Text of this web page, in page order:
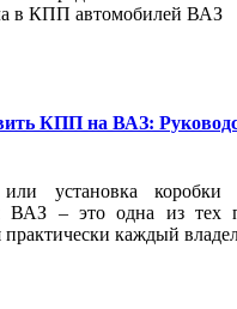
в КПП автомобилей ВАЗ
КПП на ВАЗ:
или установка
ВАЗ – это одна из тех
практически каждый